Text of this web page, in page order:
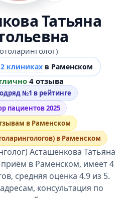
Татьяна
2 клиникахв Раменском
·4 отзыва
№1 в рейтинге
пациентов 2025
в Раменском
в Раменском
Асташенкова Татьяна
в Раменском, имеет 4
средняя оценка 4.9 из 5.
консультация по